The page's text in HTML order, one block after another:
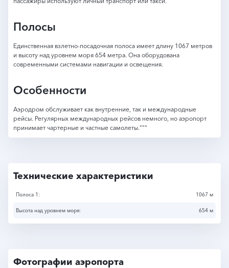
Полосы
Единственная взлетно-посадочная полоса имеет длину 1067 метров
и высоту над уровнем моря 654 метра. Она оборудована
современными системами навигации и освещения.
Особенности
Аэродром обслуживает как внутренние, так и международные
рейсы. Регулярных международных рейсов немного, но аэропорт
принимает чартерные и частные самолеты."""
Технические характеристики
Полоса 1: 1067 м
Высота над уровнем моря: 654 м
Фотографии аэропорта